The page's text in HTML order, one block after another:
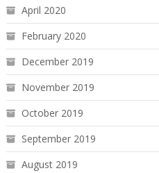
April 2020
February 2020
December 2019
November 2019
October 2019
September 2019
August 2019